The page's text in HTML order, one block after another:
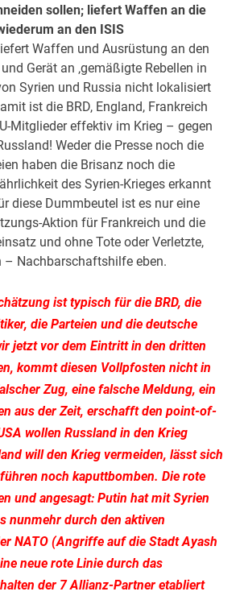
sollen; liefert Waffen an die
an den ISIS
liefert Waffen und Ausrüstung an den
Gerät an ‚gemäßigte Rebellen in
Syrien und Russia nicht lokalisiert
ist die BRD, England, Frankreich
Mitglieder effektiv im Krieg – gegen
Weder die Presse noch die
haben die Brisanz noch die
des Syrien-Krieges erkannt
diese Dummbeutel ist es nur eine
Aktion für Frankreich und die
und ohne Tote oder Verletzte,
– Nachbarschaftshilfe eben.
ist typisch für die BRD, die
die Parteien und die deutsche
jetzt vor dem Eintritt in den dritten
kommt diesen Vollpfosten nicht in
Zug, eine falsche Meldung, ein
aus der Zeit, erschafft den point-of-
wollen Russland in den Krieg
will den Krieg vermeiden, lässt sich
noch kaputtbomben. Die rote
und angesagt: Putin hat mit Syrien
nunmehr durch den aktiven
NATO (Angriffe auf die Stadt Ayash
neue rote Linie durch das
der 7 Allianz-Partner etabliert